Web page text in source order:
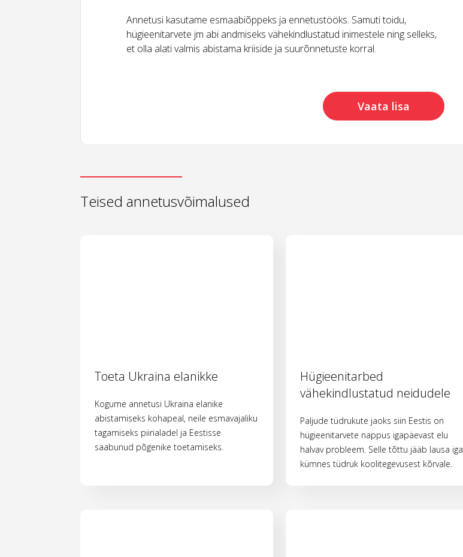
Annetusi kasutame esmaabiõppeks ja ennetustööks. Samuti toidu,
hügieenitarvete jm abi andmiseks vähekindlustatud inimestele ning selleks,
et olla alati valmis abistama kriiside ja suurõnnetuste korral.
Vaata lisa
Teised annetusvõimalused
Toeta Ukraina elanikke
Kogume annetusi Ukraina elanike
abistamiseks kohapeal, neile esmavajaliku
tagamiseks piirialadel ja Eestisse
saabunud põgenike toetamiseks.
Hügieenitarbed
vähekindlustatud neidudele
Paljude tüdrukute jaoks siin Eestis on
hügieenitarvete nappus igapäevast elu
halvav probleem. Selle tõttu jääb lausa iga
kümnes tüdruk koolitegevusest kõrvale.